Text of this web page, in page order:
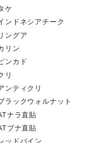
ケ
ンドネシアチーク
ングア
リン
ンカド
リ
ンティクリ
ラックウォルナット
ナラ直貼
ブナ直貼
ッドパイン